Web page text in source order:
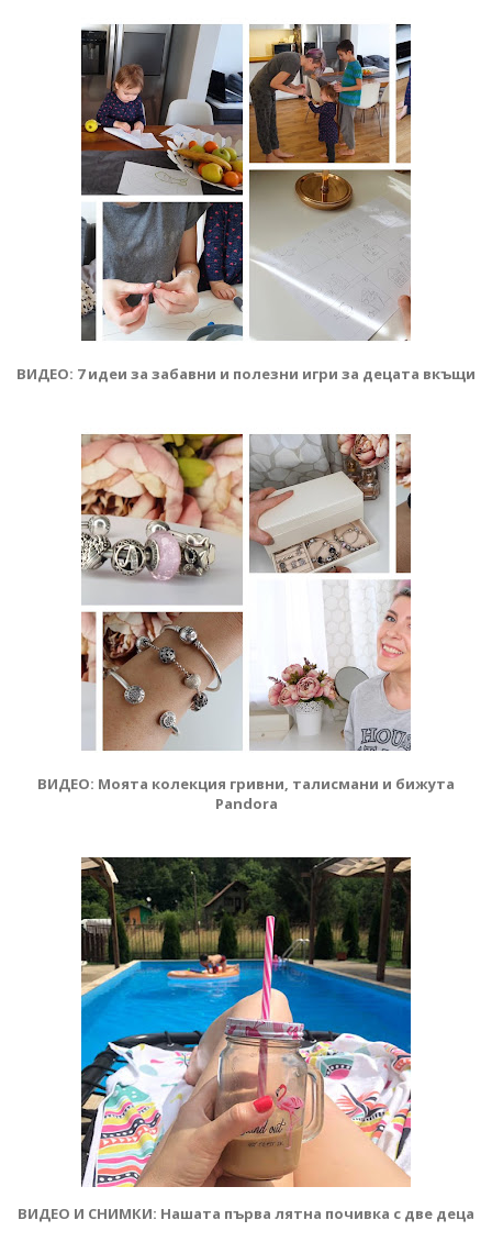
ВИДЕО: 7 идеи за забавни и полезни игри за децата вкъщи
ВИДЕО: Моята колекция гривни, талисмани и бижута
Pandora
ВИДЕО И СНИМКИ: Нашата първа лятна почивка с две деца